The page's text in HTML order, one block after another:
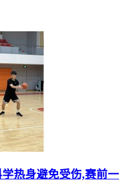
热身避免受伤,赛前一